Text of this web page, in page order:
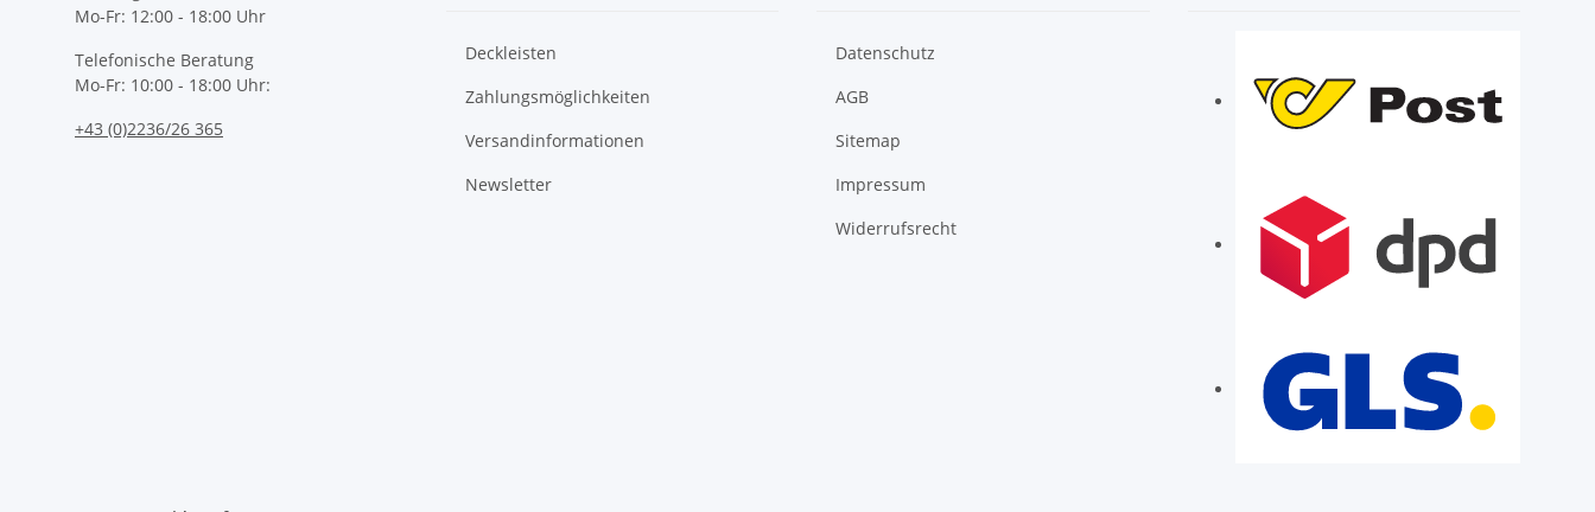
Mo-Fr: 12:00 - 18:00 Uhr
Telefonische Beratung
Mo-Fr: 10:00 - 18:00 Uhr:
+43 (0)2236/26 365
Deckleisten
Zahlungsmöglichkeiten
Versandinformationen
Newsletter
Datenschutz
AGB
Sitemap
Impressum
Widerrufsrecht